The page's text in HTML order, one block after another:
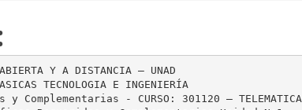
Y A DISTANCIA – UNAD
TECNOLOGIA E INGENIERÍA
Complementarias - CURSO: 301120 – TELEMATICA